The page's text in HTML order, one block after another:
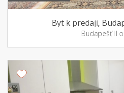
Byt k predaji,
Budapešť II